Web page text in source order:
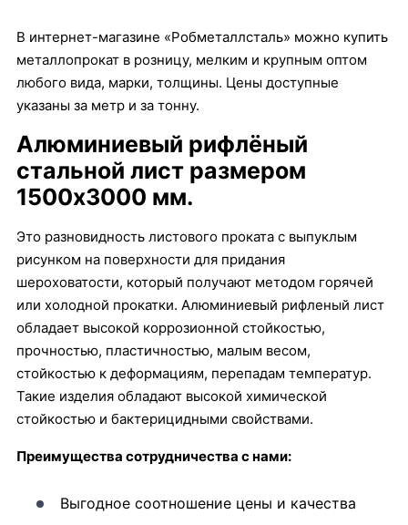
В интернет-магазине «Робметаллсталь» можно купить
металлопрокат в розницу, мелким и крупным оптом
любого вида, марки, толщины. Цены доступные
указаны за метр и за тонну.
Алюминиевый рифлёный
стальной лист размером
1500х3000 мм.
Это разновидность листового проката с выпуклым
рисунком на поверхности для придания
шероховатости, который получают методом горячей
или холодной прокатки. Алюминиевый рифленый лист
обладает высокой коррозионной стойкостью,
прочностью, пластичностью, малым весом,
стойкостью к деформациям, перепадам температур.
Такие изделия обладают высокой химической
стойкостью и бактерицидными свойствами.
Преимущества сотрудничества с нами:
Выгодное соотношение цены и качества